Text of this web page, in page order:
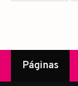
Páginas